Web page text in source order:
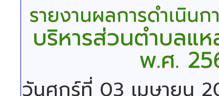
รายงานผลการดำเนิน
บริหารส่วนตำบลแ
พ.ศ.
วันศุกร์ที่ 03 เมษายน